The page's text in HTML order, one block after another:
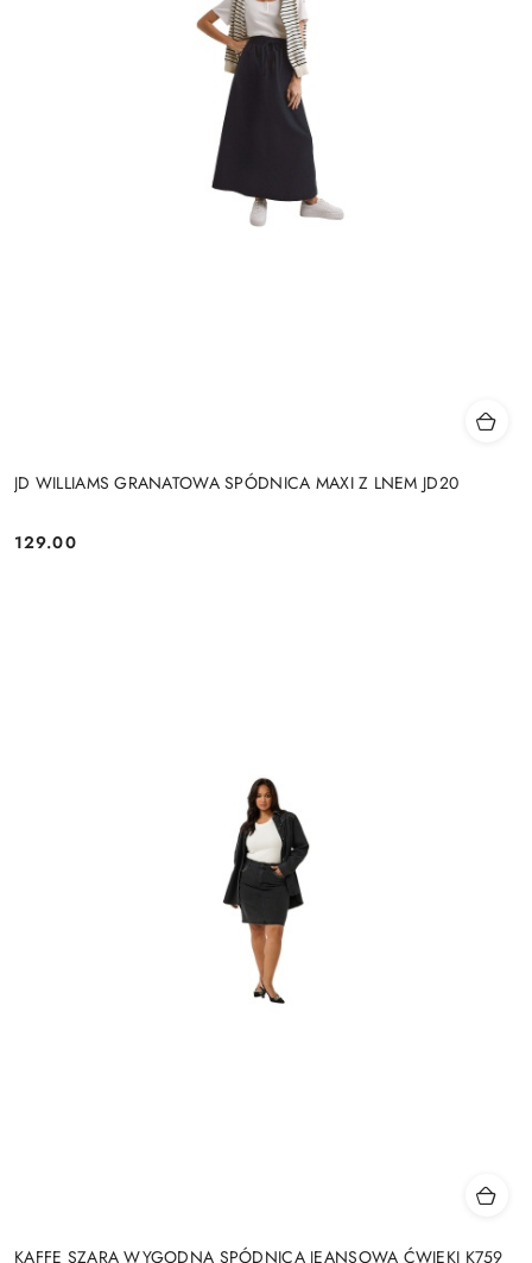
JD WILLIAMS GRANATOWA SPÓDNICA MAXI Z LNEM JD20
Cena:
129.00
KAFFE SZARA WYGODNA SPÓDNICA JEANSOWA ĆWIEKI K759